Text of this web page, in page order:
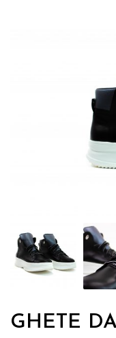
GHETE